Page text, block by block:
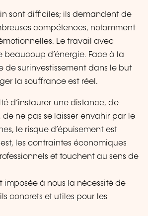
sont difficiles; ils demandent de
compétences, notamment
Le travail avec
beaucoup d’énergie. Face à la
de surinvestissement dans le but
la souffrance est réel.
d’instaurer une distance, de
de ne pas se laisser envahir par le
le risque d’épuisement est
les contraintes économiques
et touchent au sens de
imposée à nous la nécessité de
concrets et utiles pour les